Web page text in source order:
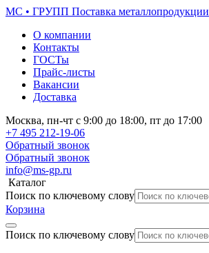
МС • ГРУПП Поставка металлопродукции
О компании
Контакты
ГОСТы
Прайс-листы
Вакансии
Доставка
Москва, пн-чт с 9:00 до 18:00, пт до 17:00
+7 495 212-19-06
Обратный звонок
Обратный звонок
info@ms-gp.ru
Каталог
Поиск по ключевому слову
Корзина
Поиск по ключевому слову